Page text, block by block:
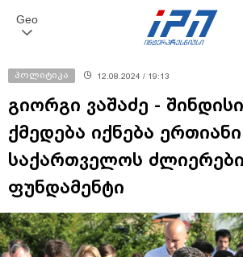
Geo
პოლიტიკა 12.08.2024 / 19:13
გიორგი ვაშაძე -
ქმედება იქნება ერთიანი
საქართველოს
ფუნდამენტი